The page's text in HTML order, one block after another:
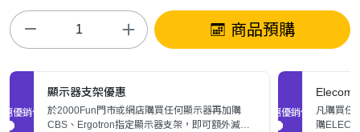
商品預購
促銷優惠
顯示器支架優惠
於2000Fun門市或網店購買任何顯示器再加購
CBS、Ergotron指定顯示器支架，即可額外減多
促銷優惠
Elecom
凡購買任
購